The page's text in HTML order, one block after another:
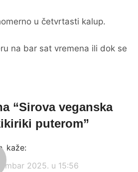
u četvrtasti kalup.
na bar sat vremena ili dok se
“Sirova veganska
puterom”
kaže:
2025. u 15:56